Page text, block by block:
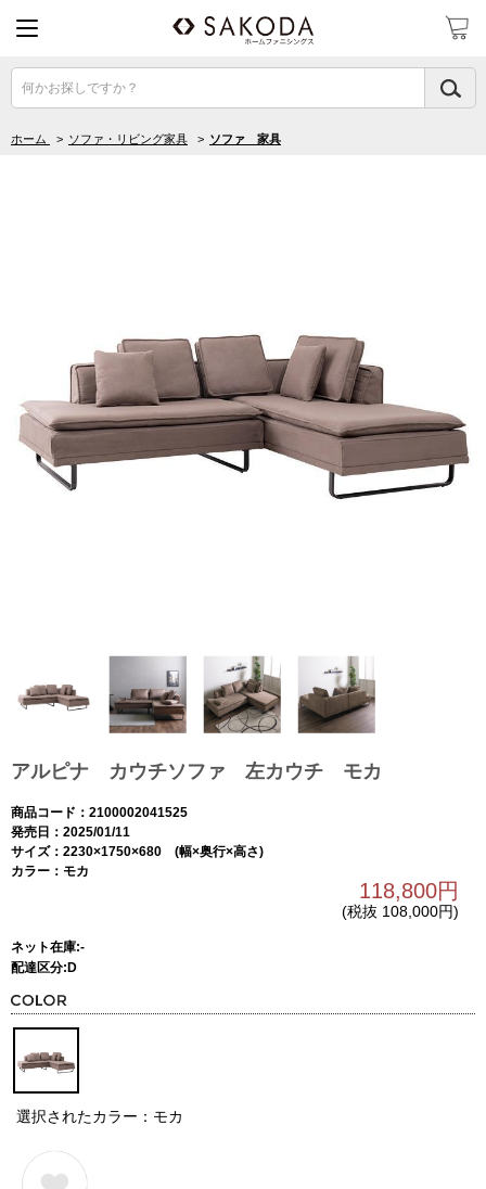
何かお探しですか？
ホーム > ソファ・リビング家具 > ソファ 家具
アルピナ カウチソファ 左カウチ モカ
商品コード：2100002041525
発売日：2025/01/11
サイズ：2230×1750×680 (幅×奥行×高さ)
カラー：モカ
118,800円
(税抜 108,000円)
ネット在庫:-
配達区分:D
選択されたカラー：モカ